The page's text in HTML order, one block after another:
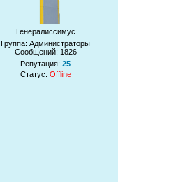
Генералиссимус
Группа: Администраторы
Сообщений: 1826
Репутация: 25
Статус: Offline